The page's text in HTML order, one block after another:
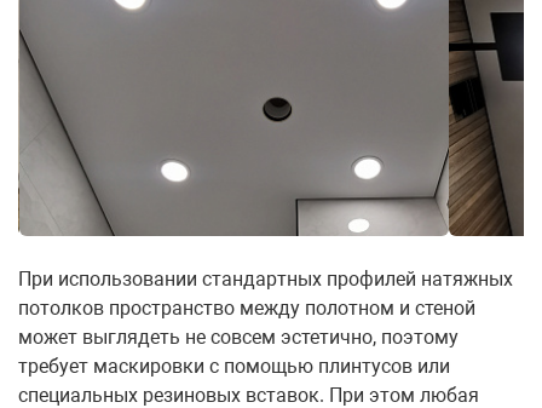
При использовании стандартных профилей натяжных
потолков пространство между полотном и стеной
может выглядеть не совсем эстетично, поэтому
требует маскировки с помощью плинтусов или
специальных резиновых вставок. При этом любая